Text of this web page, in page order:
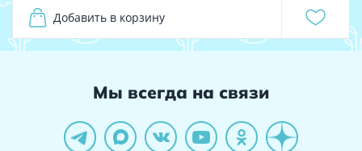
Добавить в корзину
Мы всегда на связи